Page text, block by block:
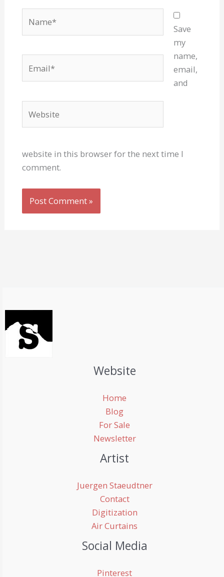
Save
my
name,
email,
and
website in this browser for the next time I
comment.
Website
Home
Blog
For Sale
Newsletter
Artist
Juergen Staeudtner
Contact
Digitization
Air Curtains
Social Media
Pinterest